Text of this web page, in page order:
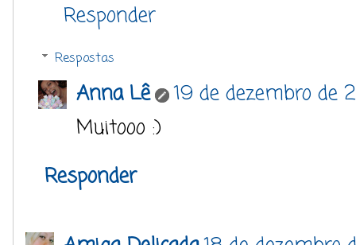
Responder
Respostas
Anna Lê
19 de dezembro de
Muitooo :)
Responder